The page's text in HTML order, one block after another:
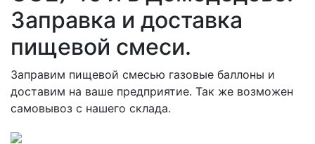
Заправка и доставка
пищевой смеси.
Заправим пищевой смесью газовые баллоны и
доставим на ваше предприятие. Так же возможен
самовывоз с нашего склада.